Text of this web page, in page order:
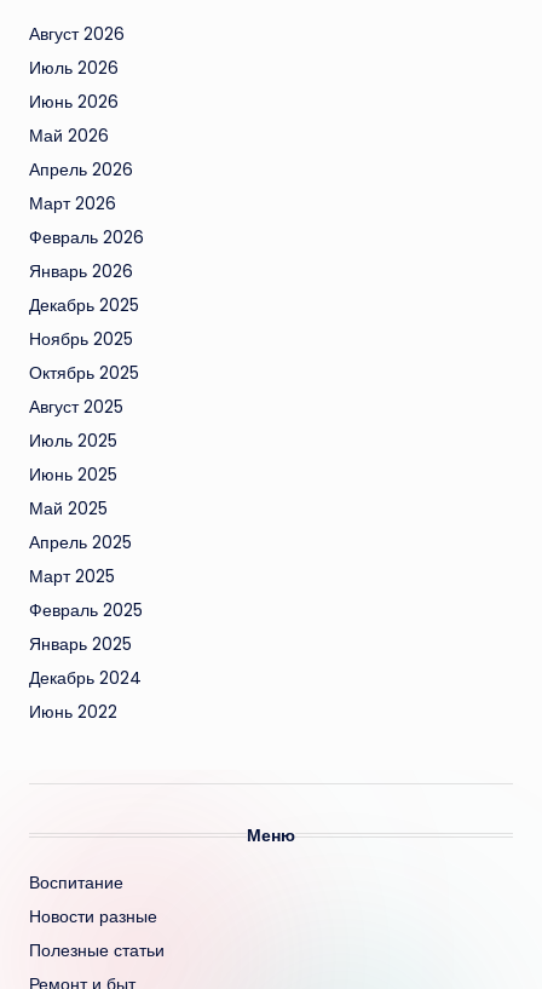
Август 2026
Июль 2026
Июнь 2026
Май 2026
Апрель 2026
Март 2026
Февраль 2026
Январь 2026
Декабрь 2025
Ноябрь 2025
Октябрь 2025
Август 2025
Июль 2025
Июнь 2025
Май 2025
Апрель 2025
Март 2025
Февраль 2025
Январь 2025
Декабрь 2024
Июнь 2022
Меню
Воспитание
Новости разные
Полезные статьи